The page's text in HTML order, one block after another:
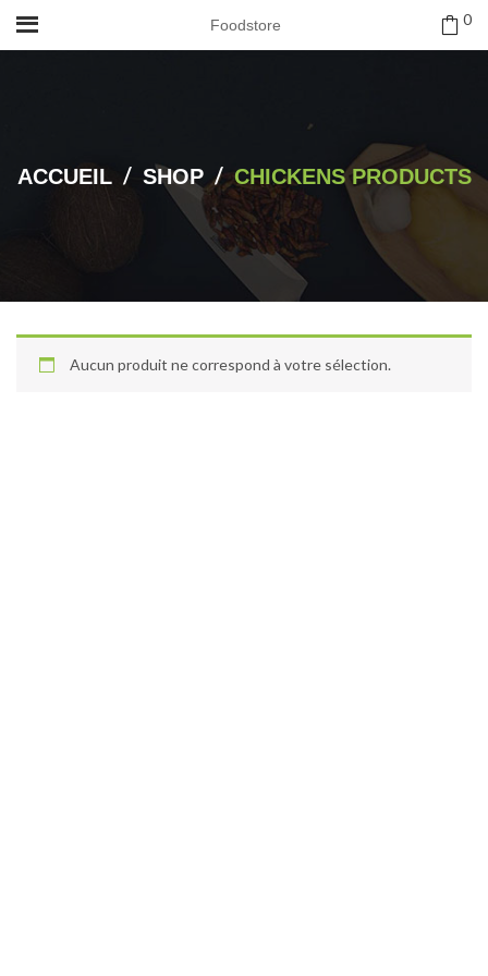
Foodstore 0
ACCUEIL / SHOP / CHICKENS PRODUCTS
Aucun produit ne correspond à votre sélection.